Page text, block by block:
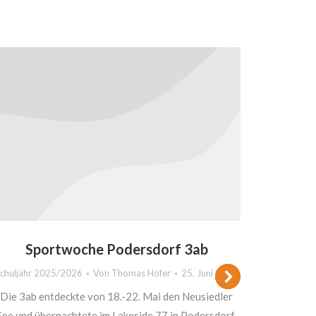
Sportwoche Podersdorf 3ab
2025/2026 Von Thomas Hofer 25. Juni 2026
Die 3ab entdeckte von 18.-22. Mai den Neusiedler